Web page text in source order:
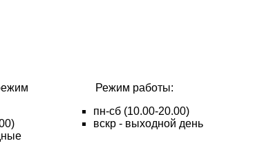
Режим работы:
пн-сб(10.00-20.00)
вскр - выходной день